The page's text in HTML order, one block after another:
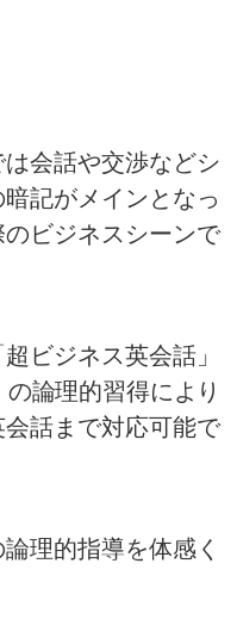
いますか？
いるかわか
ない…
ます！
会話では会